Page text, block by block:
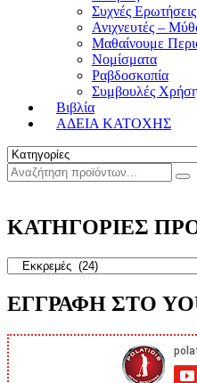
Συχνές Ερωτήσεις
Ανιχνευτές –
Μαθαίνουμε
Νομίσματα
Ραβδοσκοπία
Συμβουλές
Βιβλία
ΑΔΕΙΑ ΚΑΤΟΧΗΣ
ΚΑΤΗΓΟΡΙΕΣ
ΕΓΓΡΑΦΗ ΣΤΟ